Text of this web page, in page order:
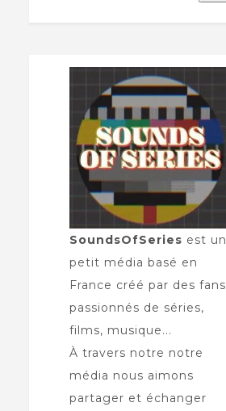
SoundsOfSeries est un
petit média basé en
France créé par des fans
passionnés de séries,
films, musique...
À travers notre notre
média nous aimons
partager et échanger